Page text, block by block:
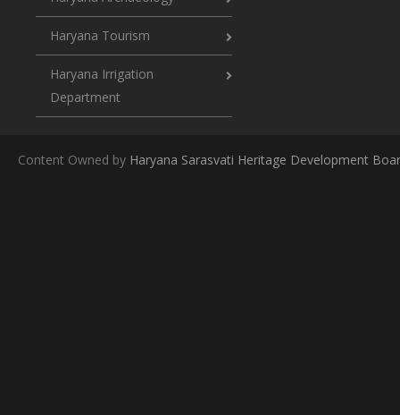
Haryana Tourism
Haryana Irrigation
Department
Content Owned by Haryana Sarasvati Heritage Development